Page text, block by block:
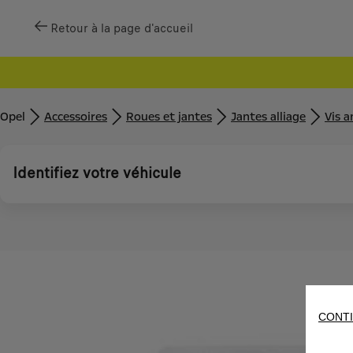
Retour à la page d'accueil
Opel Accessoires Roues et jantes Jantes alliage Vis
Identifiez votre véhicule